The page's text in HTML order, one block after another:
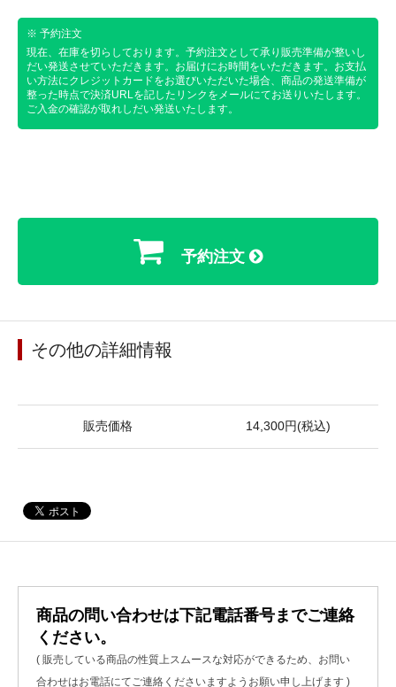
※ 予約注文
現在、在庫を切らしております。予約注文として承り販売準備が整いし
だい発送させていただきます。お届けにお時間をいただきます。お支払
い方法にクレジットカードをお選びいただいた場合、商品の発送準備が
整った時点で決済URLを記したリンクをメールにてお送りいたします。
ご入金の確認が取れしだい発送いたします。
予約注文
その他の詳細情報
販売価格 14,300円(税込)
商品の問い合わせは下記電話番号までご連絡
ください。
( 販売している商品の性質上スムースな対応ができるため、お問い
合わせはお電話にてご連絡くださいますようお願い申し上げます )